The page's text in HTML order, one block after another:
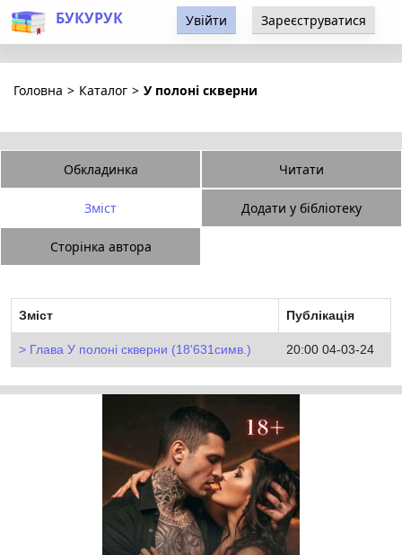
БУКУРУК Увійти Зареєструватися
Головна > Каталог > У полоні скверни
Обкладинка Читати
Зміст Додати у бібліотеку
Сторінка автора
Зміст Публікація
Глава У полоні скверни (18'631симв.) 20:00 04-03-24